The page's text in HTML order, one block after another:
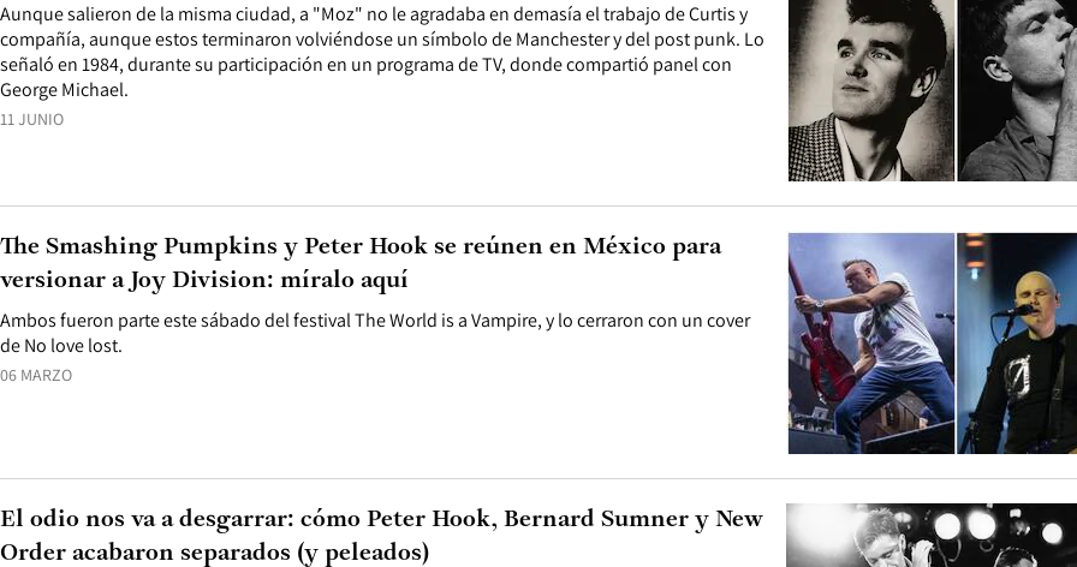
11 JUNIO
Aunque salieron de la misma ciudad, a "Moz" no le agradaba en demasía el trabajo de Curtis y
compañía, aunque estos terminaron volviéndose un símbolo de Manchester y del post punk. Lo
señaló en 1984, durante su participación en un programa de TV, donde compartió panel con
George Michael.
06 MARZO
Ambos fueron parte este sábado del festival The World is a Vampire, y lo cerraron con un cover
de No love lost.
The Smashing Pumpkins y Peter Hook se reúnen en México para
versionar a Joy Division: míralo aquí
El odio nos va a desgarrar: cómo Peter Hook, Bernard Sumner y New
Order acabaron separados (y peleados)